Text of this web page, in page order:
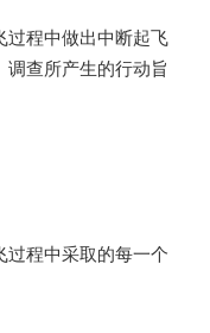
过程中做出中断起飞
调查所产生的行动旨
过程中采取的每一个